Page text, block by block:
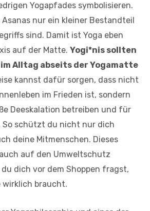
Yogapfades symbolisieren.
nur ein kleiner Bestandteil
sind. Damit ist Yoga eben
auf der Matte. Yogi*nis sollten
im Alltag abseits der Yogamatte
kannst dafür sorgen, dass nicht
im Frieden ist, sondern
Deeskalation betreiben und für
So schützt du nicht nur dich
deine Mitmenschen. Dieses
auf den Umweltschutz
dich vor dem Shoppen fragst,
wirklich braucht.